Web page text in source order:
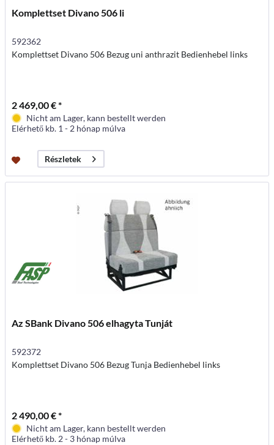
Komplettset Divano 506 li
592362
Komplettset Divano 506 Bezug uni anthrazit Bedienhebel links
2 469,00 € *
Nicht am Lager, kann bestellt werden
Elérhető kb. 1 - 2 hónap múlva
Részletek
Az SBank Divano 506 elhagyta Tunját
592372
Komplettset Divano 506 Bezug Tunja Bedienhebel links
2 490,00 € *
Nicht am Lager, kann bestellt werden
Elérhető kb. 2 - 3 hónap múlva